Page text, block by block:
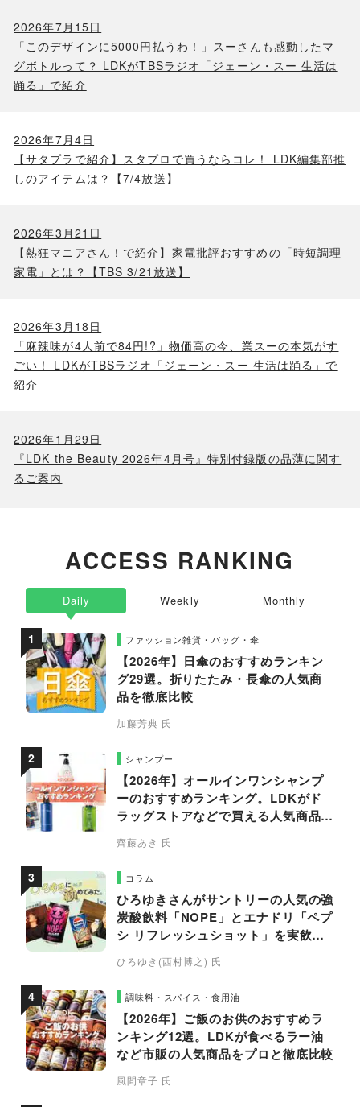
2026年7月15日
「このデザインに5000円払うわ！」スーさんも感動したマ
グボトルって？ LDKがTBSラジオ「ジェーン・スー 生活は
踊る」で紹介
2026年7月4日
【サタプラで紹介】スタプロで買うならコレ！ LDK編集部推
しのアイテムは？【7/4放送】
2026年3月21日
【熱狂マニアさん！で紹介】家電批評おすすめの「時短調理
家電」とは？【TBS 3/21放送】
2026年3月18日
「麻辣味が4人前で84円!?」物価高の今、業スーの本気がす
ごい！ LDKがTBSラジオ「ジェーン・スー 生活は踊る」で
紹介
2026年1月29日
『LDK the Beauty 2026年4月号』特別付録版の品薄に関す
るご案内
ACCESS RANKING
Daily
ファッション雑貨・バッグ・傘
【2026年】日傘のおすすめランキン
グ29選。折りたたみ・長傘の人気商
品を徹底比較
加藤芳典 氏
シャンプー
【2026年】オールインワンシャンプ
ーのおすすめランキング。LDKがド
ラッグストアなどで買える人気商品を
齊藤あき 氏
コラム
ひろゆきさんがサントリーの人気の強
炭酸飲料「NOPE」とエナドリ「ペプ
シ リフレッシュショット」を実飲し
ひろゆき(西村博之) 氏
調味料・スパイス・食用油
【2026年】ご飯のお供のおすすめラ
ンキング12選。LDKが食べるラー油
など市販の人気商品をプロと徹底比較
風間章子 氏
Weekly Monthly